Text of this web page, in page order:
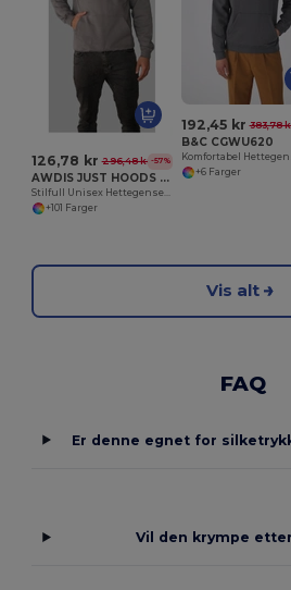
126,78 kr 296,48 kr -57%
AWDIS JUST HOODS JH001
+101 Farger
192,45 kr 383,78
B&C CGWU620
+6 Farger
Vis alt
FAQ
Er denne egnet for
Vil den krympe